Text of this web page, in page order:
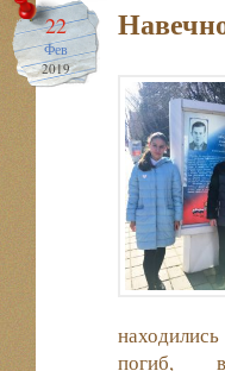
22
Фев
2019
погиб,